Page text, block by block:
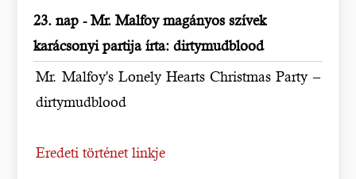
23. nap - Mr. Malfoy magányos szívek
karácsonyi partija írta: dirtymudblood
Mr. Malfoy's Lonely Hearts Christmas Party –
dirtymudblood
Eredeti történet linkje